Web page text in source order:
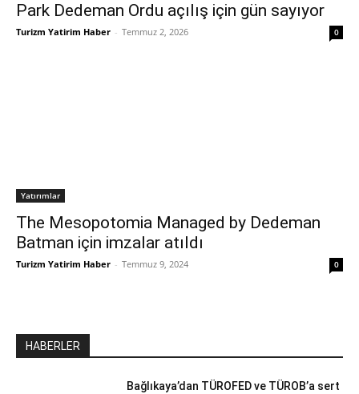
Park Dedeman Ordu açılış için gün sayıyor
Turizm Yatirim Haber - Temmuz 2, 2026 0
Yatırımlar
The Mesopotomia Managed by Dedeman
Batman için imzalar atıldı
Turizm Yatirim Haber - Temmuz 9, 2024 0
HABERLER
Bağlıkaya’dan TÜROFED ve TÜROB’a sert